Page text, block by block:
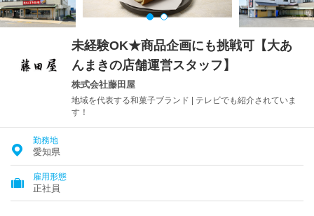
未経験OK★商品企画にも挑戦可【大あ
んまきの店舗運営スタッフ】
株式会社藤田屋
地域を代表する和菓子ブランド | テレビでも紹介されていま
す！
勤務地
愛知県
雇用形態
正社員